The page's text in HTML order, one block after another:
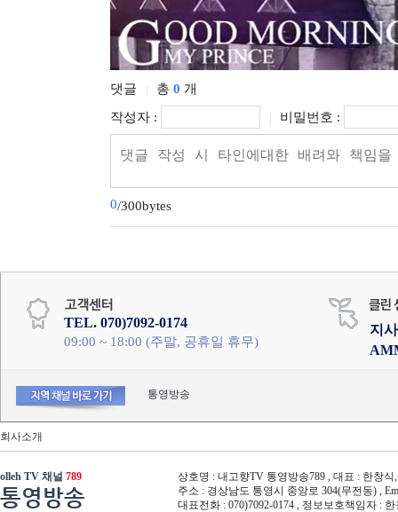
댓글 총 0 개
작성자 :
비밀번호 :
0/300bytes
TEL. 070)7092-0174
09:00 ~ 18:00 (주말, 공휴일 휴무)
지
통영방송
회사소개
olleh TV 채널 789
통영방송
상호명 : 내고향TV 통영방송789 , 대표 : 한창식
주소 : 경상남도 통영시 중앙로 304(무전동) ,
대표전화 : 070)7092-0174 , 정보보호책임자 :